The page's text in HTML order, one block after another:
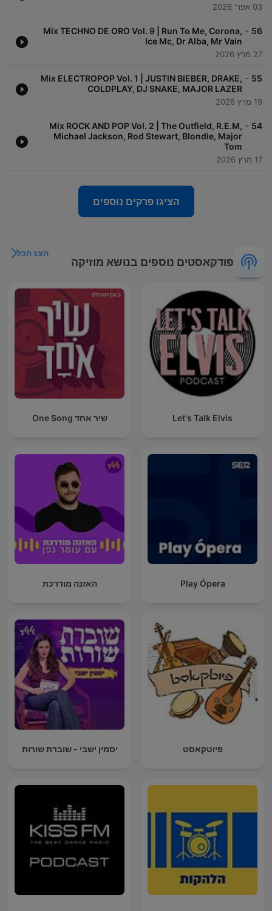
03 אפר' 2026
56
-
Mix TECHNO DE ORO Vol. 9 | Run To Me, Corona,
Ice Mc, Dr Alba, Mr Vain
27 מרץ 2026
55
-
Mix ELECTROPOP Vol. 1 | JUSTIN BIEBER, DRAKE,
COLDPLAY, DJ SNAKE, MAJOR LAZER
19 מרץ 2026
54
-
Mix ROCK AND POP Vol. 2 | The Outfield, R.E.M,
Michael Jackson, Rod Stewart, Blondie, Major
Tom
17 מרץ 2026
הציגו פרקים נוספים
פודקאסטים נוספים בנושא מוזיקה
הצג הכל
Let's Talk Elvis שיר אחד One Song
Play Ópera האזנה מודרכת
פיוטקאסט יסמין ישבי - שוברת שורות